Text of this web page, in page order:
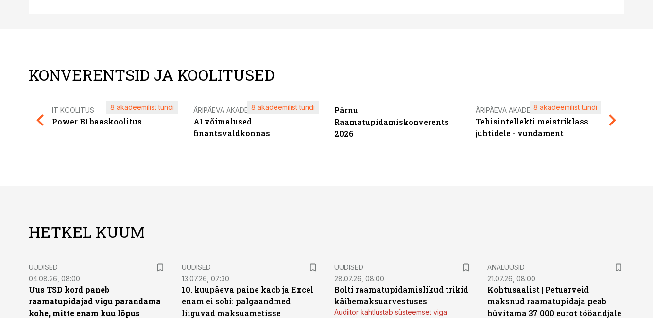
KONVERENTSID JA KOOLITUSED
IT KOOLITUS
Power BI baaskoolitus
8 akadeemilist tundi ÄRIPÄEVA AKADEEMIA
AI võimalused
finantsvaldkonnas
8 akadeemilist tundi
Pärnu
Raamatupidamiskonverents
2026
ÄRIPÄEVA AKADEEMIA
Tehisintellekti meistriklass
juhtidele - vundament
8 akadeemilist tundi
HETKEL KUUM
UUDISED
04.08.26, 08:00
Uus TSD kord paneb
raamatupidajad vigu parandama
kohe, mitte enam kuu lõpus
UUDISED
13.07.26, 07:30
10. kuupäeva paine kaob ja Excel
enam ei sobi: palgaandmed
liiguvad maksuametisse
UUDISED
28.07.26, 08:00
Bolti raamatupidamislikud trikid
käibemaksuarvestuses
Audiitor kahtlustab süsteemset viga
ANALÜÜSID
21.07.26, 08:00
Kohtusaalist | Petuarveid
maksnud raamatupidaja peab
hüvitama 37 000 eurot tööandjale